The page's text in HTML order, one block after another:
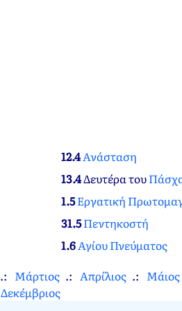
12.4Ανάσταση
13.4Δευτέρα του
1.5Εργατική
31.5Πεντηκοστή
1.6Αγίου Πνεύματος
Μάρτιος Απρίλιος Μάιος
Δεκέμβριος